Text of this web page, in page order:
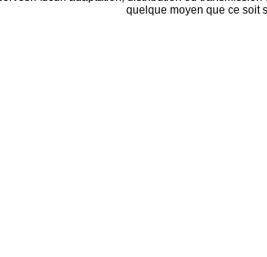
quelque moyen que ce soit